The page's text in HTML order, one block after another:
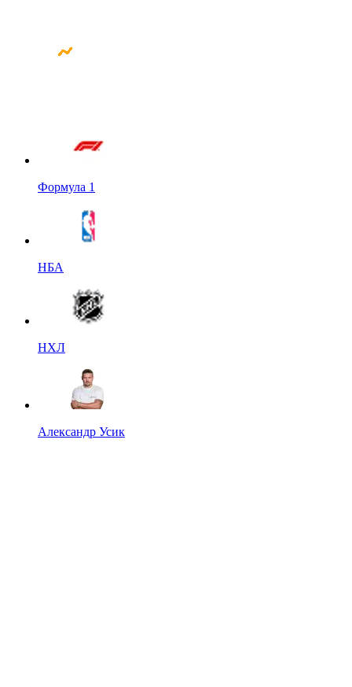
Формула 1
НБА
НХЛ
Александр Усик